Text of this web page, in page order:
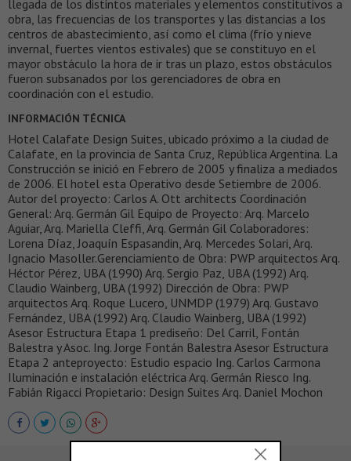
llegada de los distintos materiales y elementos constitutivos a
obra, las frecuencias de los transportes y las distancias a los
centros de abastecimiento, así como el clima (frío y nieve
invernal, fuertes vientos estivales) que se constituyo en el
mayor obstáculo la hora de ir tras un plazo, estos obstáculos
fueron subsanados por los gerenciadores de obra en
coordinación con el estudio.
INFORMACIÓN TÉCNICA
Hotel Calafate Design Suites, ubicado próximo a la ciudad de
Calafate, en la provincia de Santa Cruz, República Argentina. La
Construcción se inició en Febrero de 2005 y finaliza a mediados
de 2006. El hotel esta Operativo desde Setiembre de 2006.
Autor del proyecto: Carlos A. Ott architects Coordinación
General: Arq. Germán Gil Equipo de Proyecto: Arq. Marcelo
Aguiar, Arq. Mariella Cleffi, Arq. Germán Gil Colaboradores:
Lorena Díaz, Joaquín Espasandin, Arq. Mercedes Solari, Arq.
Ignacio Masoller.Gerenciamiento de Obra: PWP arquitectos Arq.
Héctor Pérez, UBA (1990) Arq. Sergio Paz, UBA (1992) Arq.
Claudio Wainberg, UBA (1992) Dirección de Obra: PWP
arquitectos Arq. Roque Lucero, UNMDP (1979) Arq. Gustavo
Fernández, UBA (1992) Arq. Claudio Wainberg, UBA (1992)
Asesor Estructura Etapa 1 prediseño: Del Carril, Fontán
Balestra y Asoc. Ing. Jorge Fontán Balestra Asesor Estructura
Etapa 2 anteproyecto: Estudio espacio Ing. Carlos Carmona
Iluminación e instalación eléctrica Arq. Germán Riesco Ing.
Fabián Rigacci Propietario: Design Suites Arq. Daniel Mochon